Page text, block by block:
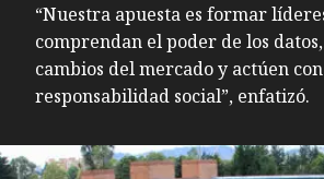
“Nuestra apuesta es formar
comprendan el poder de los
cambios del mercado y actúen con
responsabilidad social”, enfatizó.